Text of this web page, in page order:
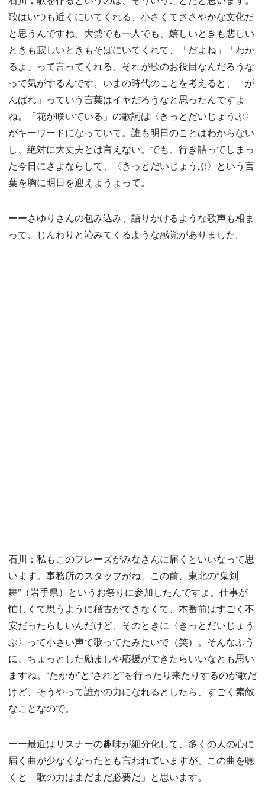
歌はいつも近くにいてくれる、小さくてささやかな文化だ
と思うんですね。大勢でも一人でも、嬉しいときも悲しい
ときも寂しいときもそばにいてくれて、「だよね」「わか
るよ」って言ってくれる。それが歌のお役目なんだろうな
って気がするんです。いまの時代のことを考えると、「が
んばれ」っていう言葉はイヤだろうなと思ったんですよ
ね。「花が咲いている」の歌詞は〈きっとだいじょうぶ〉
がキーワードになっていて。誰も明日のことはわからない
し、絶対に大丈夫とは言えない。でも、行き詰ってしまっ
た今日にさよならして、〈きっとだいじょうぶ〉という言
葉を胸に明日を迎えようよって。
ーーさゆりさんの包み込み、語りかけるような歌声も相ま
って、じんわりと沁みてくるような感覚がありました。
石川：私もこのフレーズがみなさんに届くといいなって思
います。事務所のスタッフがね、この前、東北の“鬼剣
舞”（岩手県）というお祭りに参加したんですよ。仕事が
忙しくて思うように稽古ができなくて、本番前はすごく不
安だったらしいんだけど、そのときに〈きっとだいじょう
ぶ〉って小さい声で歌ってたみたいで（笑）。そんなふう
に、ちょっとした励ましや応援ができたらいいなとも思い
ますね。“たかが”と“されど”を行ったり来たりするのが歌だ
けど、そうやって誰かの力になれるとしたら、すごく素敵
なことなので。
ーー最近はリスナーの趣味が細分化して、多くの人の心に
届く曲が少なくなったとも言われていますが、この曲を聴
くと「歌の力はまだまだ必要だ」と思います。